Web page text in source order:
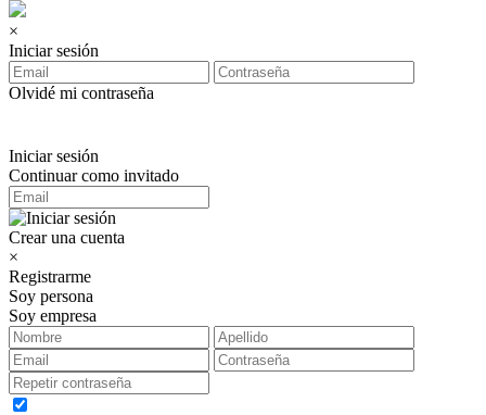
×
Iniciar sesión
Olvidé mi contraseña
Iniciar sesión
Continuar como invitado
Crear una cuenta
×
Registrarme
Soy persona
Soy empresa